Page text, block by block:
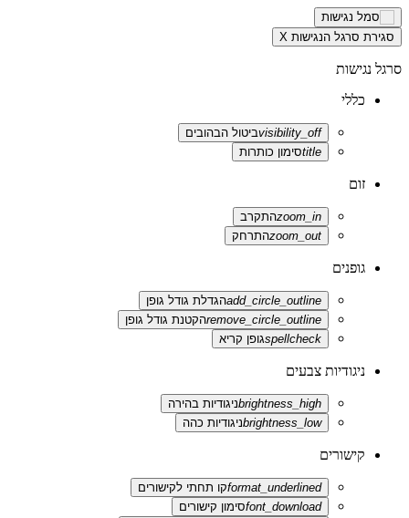
סגירת סרגל הנגישות X
סרגל נגישות
כללי
visibility_offביטול הבהובים
titleסימון כותרות
זום
zoom_inהתקרב
zoom_outהתרחק
גופנים
add_circle_outlineהגדלת גודל גופן
remove_circle_outlineהקטנת גודל גופן
spellcheckגופן קריא
ניגודיות צבעים
brightness_highניגודיות בהירה
brightness_lowניגודיות כהה
קישורים
format_underlinedקו תחתי לקישורים
font_downloadסימון קישורים